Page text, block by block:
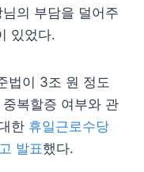
의 부담을 덜어주
있었다.
법이 3조 원 정도
복할증 여부와 관
한 휴일근로수당
발표했다.